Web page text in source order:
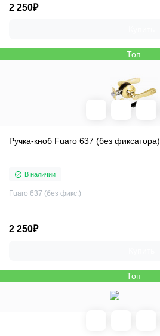
2 250₽
Топ
Ручка-кноб Fuaro 637 (без фиксатора)
В наличии
Fuaro 637 (без фикс.)
2 250₽
Топ